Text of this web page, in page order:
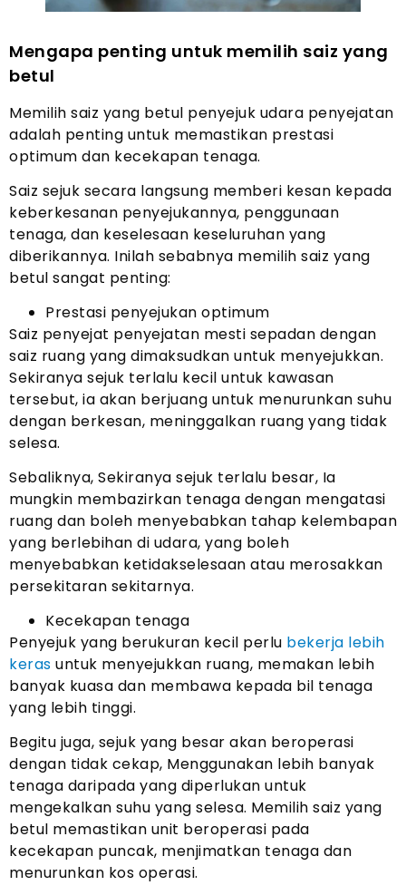
Mengapa penting untuk memilih saiz yang
betul
Memilih saiz yang betul penyejuk udara penyejatan
adalah penting untuk memastikan prestasi
optimum dan kecekapan tenaga.
Saiz sejuk secara langsung memberi kesan kepada
keberkesanan penyejukannya, penggunaan
tenaga, dan keselesaan keseluruhan yang
diberikannya. Inilah sebabnya memilih saiz yang
betul sangat penting:
Prestasi penyejukan optimum
Saiz penyejat penyejatan mesti sepadan dengan
saiz ruang yang dimaksudkan untuk menyejukkan.
Sekiranya sejuk terlalu kecil untuk kawasan
tersebut, ia akan berjuang untuk menurunkan suhu
dengan berkesan, meninggalkan ruang yang tidak
selesa.
Sebaliknya, Sekiranya sejuk terlalu besar, Ia
mungkin membazirkan tenaga dengan mengatasi
ruang dan boleh menyebabkan tahap kelembapan
yang berlebihan di udara, yang boleh
menyebabkan ketidakselesaan atau merosakkan
persekitaran sekitarnya.
Kecekapan tenaga
Penyejuk yang berukuran kecil perlu bekerja lebih
keras untuk menyejukkan ruang, memakan lebih
banyak kuasa dan membawa kepada bil tenaga
yang lebih tinggi.
Begitu juga, sejuk yang besar akan beroperasi
dengan tidak cekap, Menggunakan lebih banyak
tenaga daripada yang diperlukan untuk
mengekalkan suhu yang selesa. Memilih saiz yang
betul memastikan unit beroperasi pada
kecekapan puncak, menjimatkan tenaga dan
menurunkan kos operasi.